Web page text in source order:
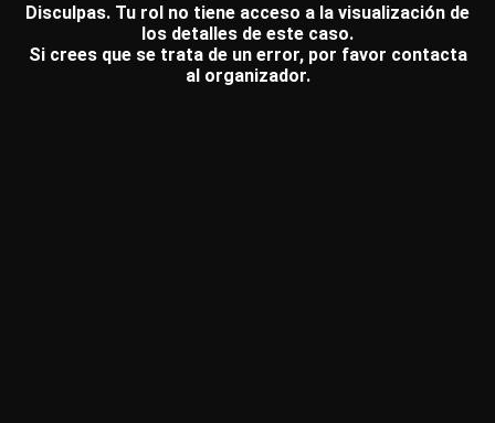
Disculpas. Tu rol no tiene acceso a la visualización de
los detalles de este caso.
Si crees que se trata de un error, por favor contacta
al organizador.